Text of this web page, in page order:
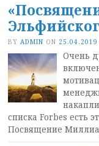
BY ADMIN ON 25.04.2019
Очень
списка Forbes есть
Посвящение